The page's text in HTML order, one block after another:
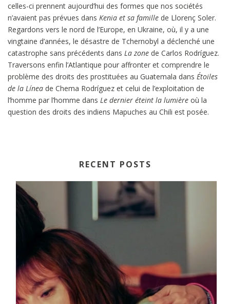
celles-ci prennent aujourd’hui des formes que nos sociétés
n’avaient pas prévues dans Kenia et sa famille de Llorenç Soler.
Regardons vers le nord de l’Europe, en Ukraine, où, il y a une
vingtaine d’années, le désastre de Tchernobyl a déclenché une
catastrophe sans précédents dans La zone de Carlos Rodríguez.
Traversons enfin l’Atlantique pour affronter et comprendre le
problème des droits des prostituées au Guatemala dans Étoiles
de la Línea de Chema Rodríguez et celui de l’exploitation de
l’homme par l’homme dans Le dernier éteint la lumière où la
question des droits des indiens Mapuches au Chili est posée.
RECENT POSTS